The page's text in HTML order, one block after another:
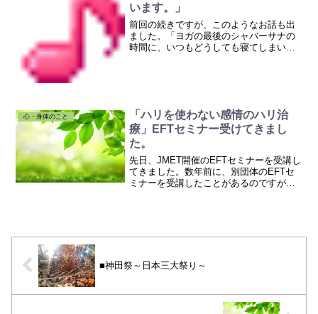
います。」
前回の続きですが、このようなお話も出
ました。「ヨガの最後のシャバーサナの
時間に、いつもどうしても寝てしまいま
心・身体のこと
「ハリを使わない感情のハリ治
療」EFTセミナー受けてきまし
た。
先日、JMET開催のEFTセミナーを受講し
てきました。数年前に、別団体のEFTセ
ミナーを受講したことがあるのですが、
■神田祭～日本三大祭り～